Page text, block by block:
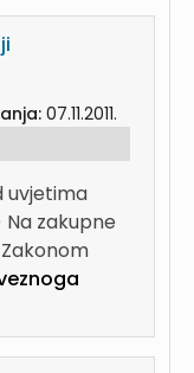
07.11.2011.
uvjetima
zakupne